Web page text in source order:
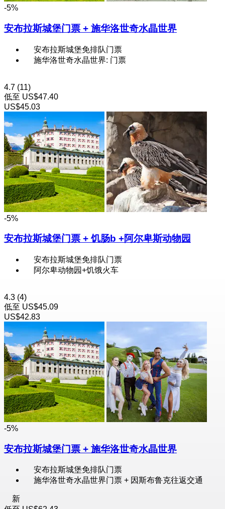
-5%
安布拉斯城堡门票 + 施华洛世奇水晶世界
安布拉斯城堡免排队门票
施华洛世奇水晶世界: 门票
4.7 (11)
低至 US$47.40
US$45.03
-5%
安布拉斯城堡门票 + 饥肠b +阿尔卑斯动物园
安布拉斯城堡免排队门票
阿尔卑动物园+饥饿火车
4.3 (4)
低至 US$45.09
US$42.83
-5%
安布拉斯城堡门票 + 施华洛世奇水晶世界
安布拉斯城堡免排队门票
施华洛世奇水晶世界门票 + 因斯布鲁克往返交通
新